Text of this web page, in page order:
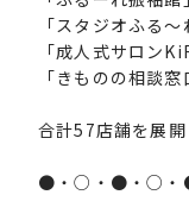
「スタジオふる
「成人式サロン
「きものの相談
合計57店舗を展開
●・○・●・○・